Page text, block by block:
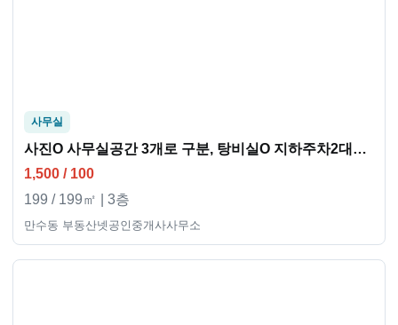
사무실
사진O 사무실공간 3개로 구분, 탕비실O 지하주차2대지정
1,500 / 100
199 / 199㎡ | 3층
만수동 부동산넷공인중개사사무소